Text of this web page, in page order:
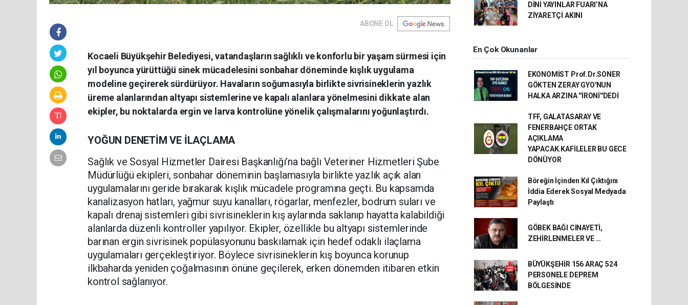
ABONE OL
Kocaeli Büyükşehir Belediyesi, vatandaşların sağlıklı ve konforlu bir yaşam sürmesi için
yıl boyunca yürüttüğü sinek mücadelesini sonbahar döneminde kışlık uygulama
modeline geçirerek sürdürüyor. Havaların soğumasıyla birlikte sivrisineklerin yazlık
üreme alanlarından altyapı sistemlerine ve kapalı alanlara yönelmesini dikkate alan
ekipler, bu noktalarda ergin ve larva kontrolüne yönelik çalışmalarını yoğunlaştırdı.
YOĞUN DENETİM VE İLAÇLAMA
Sağlık ve Sosyal Hizmetler Dairesi Başkanlığı’na bağlı Veteriner Hizmetleri Şube
Müdürlüğü ekipleri, sonbahar döneminin başlamasıyla birlikte yazlık açık alan
uygulamalarını geride bırakarak kışlık mücadele programına geçti. Bu kapsamda
kanalizasyon hatları, yağmur suyu kanalları, rögarlar, menfezler, bodrum suları ve
kapalı drenaj sistemleri gibi sivrisineklerin kış aylarında saklanıp hayatta kalabildiği
alanlarda düzenli kontroller yapılıyor. Ekipler, özellikle bu altyapı sistemlerinde
barınan ergin sivrisinek popülasyonunu baskılamak için hedef odaklı ilaçlama
uygulamaları gerçekleştiriyor. Böylece sivrisineklerin kış boyunca korunup
ilkbaharda yeniden çoğalmasının önüne geçilerek, erken dönemden itibaren etkin
kontrol sağlanıyor.
DİNİ YAYINLAR FUARI’NA
ZİYARETÇİ AKINI
En Çok Okunanlar
EKONOMİST Prof.Dr.SONER
GÖKTEN ZERAY GYO'NUN
HALKA ARZINA ''İRONİ''DEDİ
TFF, GALATASARAY VE
FENERBAHÇE ORTAK
AÇIKLAMA
YAPACAK.KAFİLELER BU GECE
DÖNÜYOR
Böreğin İçinden Kıl Çıktığını
İddia Ederek Sosyal Medyada
Paylaştı
GÖBEK BAĞI CİNAYETİ,
ZEHİRLENMELER VE …
BÜYÜKŞEHİR 156 ARAÇ 524
PERSONELE DEPREM
BÖLGESİNDE